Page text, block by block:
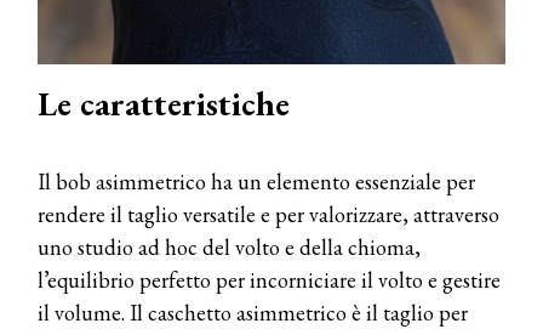
Le caratteristiche
Il bob asimmetrico ha un elemento essenziale per
rendere il taglio versatile e per valorizzare, attraverso
uno studio ad hoc del volto e della chioma,
l’equilibrio perfetto per incorniciare il volto e gestire
il volume. Il caschetto asimmetrico è il taglio per